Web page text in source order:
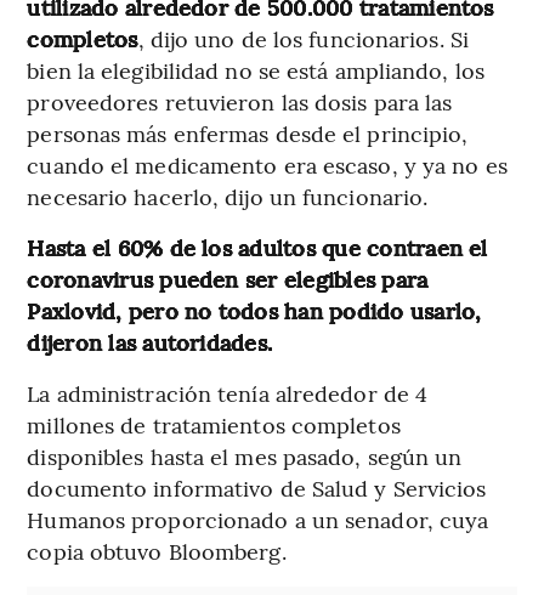
utilizado alrededor de 500.000 tratamientos
completos, dijo uno de los funcionarios. Si
bien la elegibilidad no se está ampliando, los
proveedores retuvieron las dosis para las
personas más enfermas desde el principio,
cuando el medicamento era escaso, y ya no es
necesario hacerlo, dijo un funcionario.
Hasta el 60% de los adultos que contraen el
coronavirus pueden ser elegibles para
Paxlovid, pero no todos han podido usarlo,
dijeron las autoridades.
La administración tenía alrededor de 4
millones de tratamientos completos
disponibles hasta el mes pasado, según un
documento informativo de Salud y Servicios
Humanos proporcionado a un senador, cuya
copia obtuvo Bloomberg.